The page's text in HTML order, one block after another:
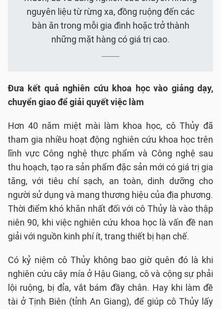
nguyên liệu từ rừng xa, đồng ruộng đến các
bàn ăn trong mỗi gia đình hoặc trở thành
những mặt hàng có giá trị cao.
Đưa kết quả nghiên cứu khoa học vào giảng dạy,
chuyển giao để giải quyết việc làm
Hơn 40 năm miệt mài làm khoa học, cô Thủy đã
tham gia nhiều hoạt động nghiên cứu khoa học trên
lĩnh vực Công nghệ thực phẩm và Công nghệ sau
thu hoạch, tạo ra sản phẩm đặc sản mới có giá trị gia
tăng, với tiêu chí sạch, an toàn, dinh dưỡng cho
người sử dụng và mang thương hiệu của địa phương.
Thời điểm khó khăn nhất đối với cô Thủy là vào thập
niên 90, khi việc nghiên cứu khoa học là vấn đề nan
giải với nguồn kinh phí ít, trang thiết bị hạn chế.
Có kỷ niệm cô Thủy không bao giờ quên đó là khi
nghiên cứu cây mía ở Hậu Giang, cô và cộng sự phải
lội ruộng, bị đỉa, vắt bám đầy chân. Hay khi làm đề
tài ở Tịnh Biên (tỉnh An Giang), để giúp cô Thủy lấy